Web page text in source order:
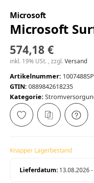
Microsoft
Microsoft
574,18 €
inkl. 19% USt. , zzgl.Versand
Artikelnummer: 1007488SP
GTIN: 0889842618235
Kategorie:
Knapper Lagerbestand
Lieferdatum: 13.08.2026